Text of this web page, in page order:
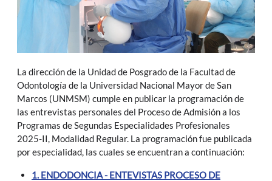
La dirección de la Unidad de Posgrado de la Facultad de
Odontología de la Universidad Nacional Mayor de San
Marcos (UNMSM) cumple en publicar la programación de
las entrevistas personales del Proceso de Admisión a los
Programas de Segundas Especialidades Profesionales
2025-II, Modalidad Regular. La programación fue publicada
por especialidad, las cuales se encuentran a continuación:
1. ENDODONCIA - ENTEVISTAS PROCESO DE